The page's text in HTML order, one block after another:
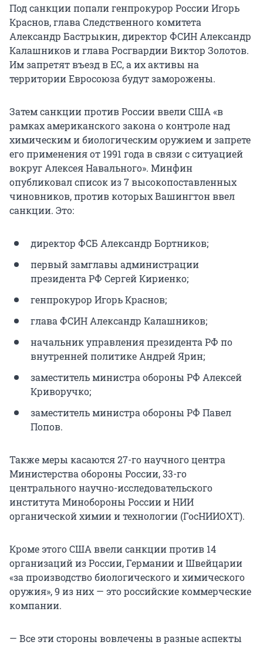
Под санкции попали генпрокурор России Игорь
Краснов, глава Следственного комитета
Александр Бастрыкин, директор ФСИН Александр
Калашников и глава Росгвардии Виктор Золотов.
Им запретят въезд в ЕС, а их активы на
территории Евросоюза будут заморожены.
Затем санкции против России ввели США «в
рамках американского закона о контроле над
химическим и биологическим оружием и запрете
его применения от 1991 года в связи с ситуацией
вокруг Алексея Навального». Минфин
опубликовал список из 7 высокопоставленных
чиновников, против которых Вашингтон ввел
санкции. Это:
директор ФСБ Александр Бортников;
первый замглавы администрации
президента РФ Сергей Кириенко;
генпрокурор Игорь Краснов;
глава ФСИН Александр Калашников;
начальник управления президента РФ по
внутренней политике Андрей Ярин;
заместитель министра обороны РФ Алексей
Криворучко;
заместитель министра обороны РФ Павел
Попов.
Также меры касаются 27-го научного центра
Министерства обороны России, 33-го
центрального научно-исследовательского
института Минобороны России и НИИ
органической химии и технологии (ГосНИИОХТ).
Кроме этого США ввели санкции против 14
организаций из России, Германии и Швейцарии
«за производство биологического и химического
оружия», 9 из них — это российские коммерческие
компании.
— Все эти стороны вовлечены в разные аспекты